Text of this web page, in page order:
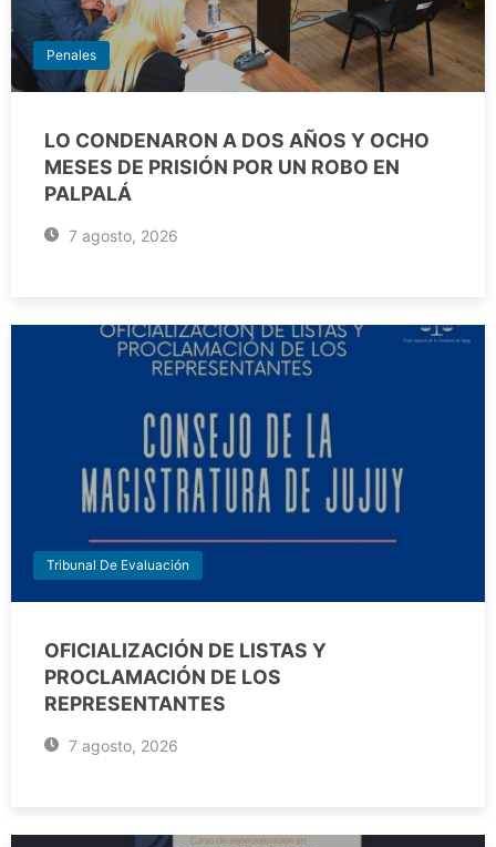
Penales
LO CONDENARON A DOS AÑOS Y OCHO
MESES DE PRISIÓN POR UN ROBO EN
PALPALÁ
7 agosto, 2026
Tribunal De Evaluación
OFICIALIZACIÓN DE LISTAS Y
PROCLAMACIÓN DE LOS
REPRESENTANTES
7 agosto, 2026